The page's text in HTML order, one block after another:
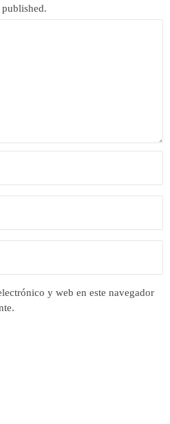
y web en este navegador